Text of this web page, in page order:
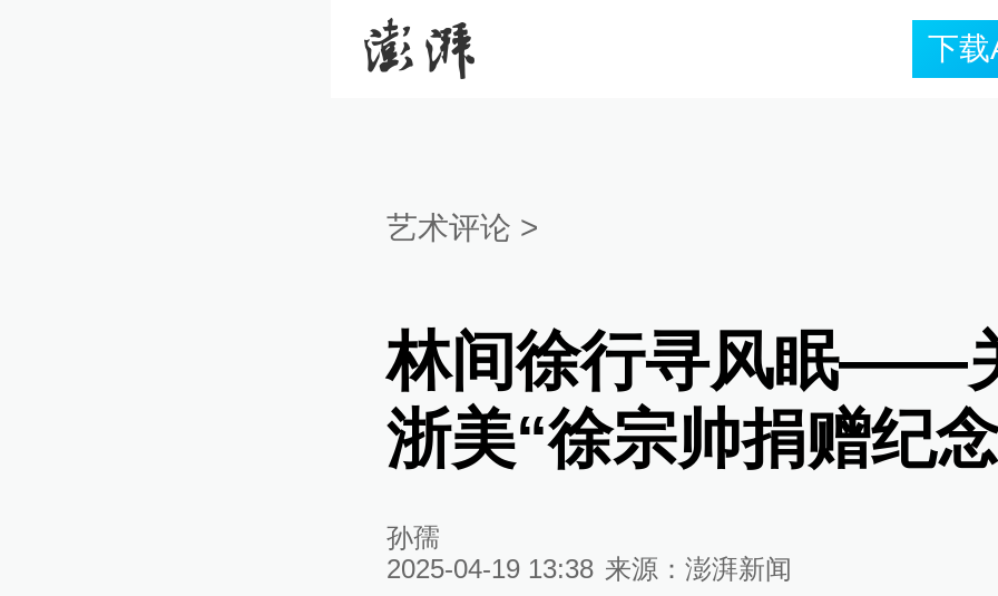
下载
艺术评论 >
林间徐行寻风眠——
浙美“徐宗帅捐赠纪
孙孺
2025-04-19 13:38 来源： 澎湃新闻